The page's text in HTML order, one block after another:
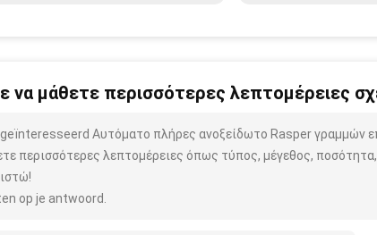
να μάθετε περισσότερες λεπτομέρειες
geïnteresseerd Αυτόματο πλήρες ανοξείδωτο Rasper γραμμών
περισσότερες λεπτομέρειες όπως τύπος, μέγεθος, ποσότητα,
op je antwoord.